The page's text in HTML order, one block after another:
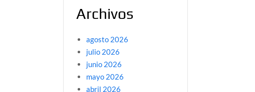
Archivos
agosto 2026
julio 2026
junio 2026
mayo 2026
abril 2026